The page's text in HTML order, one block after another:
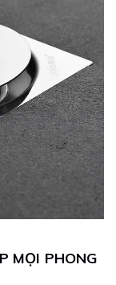
MỌI PHONG